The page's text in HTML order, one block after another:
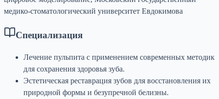
медико-стоматологический университет Евдокимова
Специализация
Лечение пульпита с применением современных методик
для сохранения здоровья зуба.
Эстетическая реставрация зубов для восстановления их
природной формы и безупречной белизны.